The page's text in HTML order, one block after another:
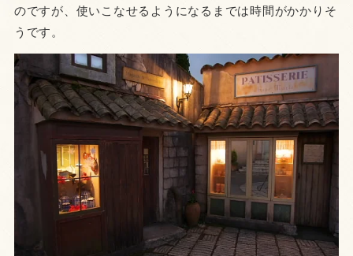
のですが、使いこなせるようになるまでは時間がかかりそ
うです。